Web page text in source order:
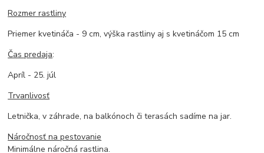
Rozmer rastliny
Priemer kvetináča - 9 cm, výška rastliny aj s kvetináčom 15 cm
Čas predaja:
Apríl - 25. júl
Trvanlivosť
Letnička, v záhrade, na balkónoch či terasách sadíme na jar.
Náročnosť na pestovanie
Minimálne náročná rastlina.